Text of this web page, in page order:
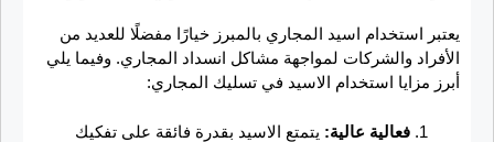
يعتبر استخدام اسيد المجاري بالمبرز خيارًا مفضلًا للعديد من
الأفراد والشركات لمواجهة مشاكل انسداد المجاري. وفيما يلي
أبرز مزايا استخدام الاسيد في تسليك المجاري:
فعالية عالية: يتمتع الاسيد بقدرة فائقة على تفكيك